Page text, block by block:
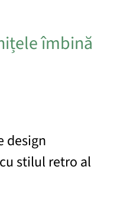
îmbină
design
stilul retro al